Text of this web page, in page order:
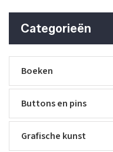
Categorieën
Boeken
Buttons en pins
Grafische kunst